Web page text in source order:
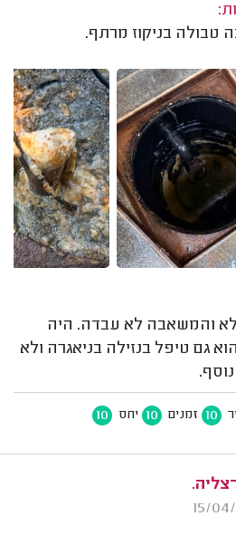
טבולה בניקוז מרתף.
והמשאבה לא עבדה. היה
הוא גם טיפל בנזילה בניאגרה ולא
10 זמנים 10 יחס 10